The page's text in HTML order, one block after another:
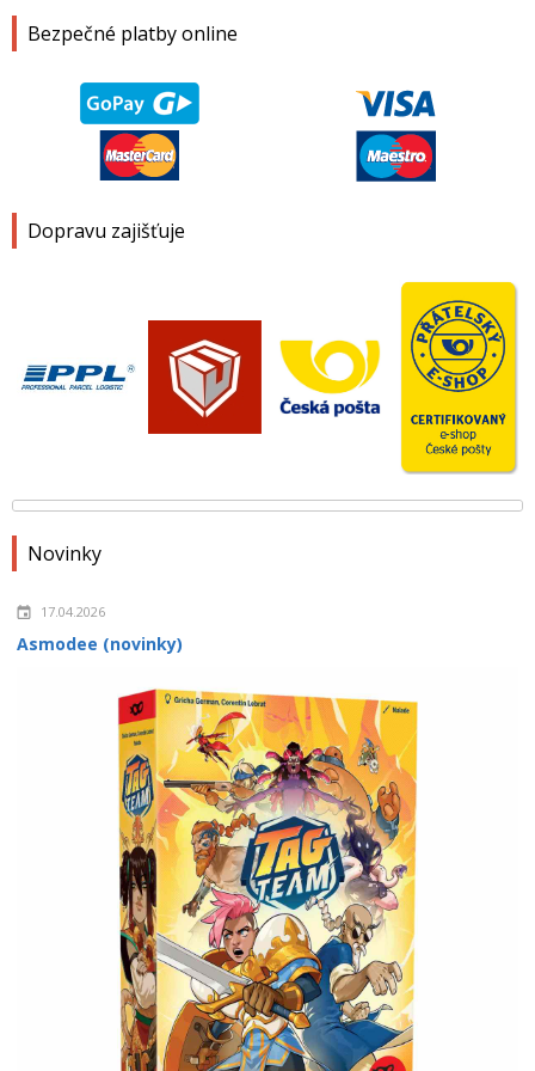
Bezpečné platby online
Dopravu zajišťuje
Novinky
17.04.2026
Asmodee (novinky)